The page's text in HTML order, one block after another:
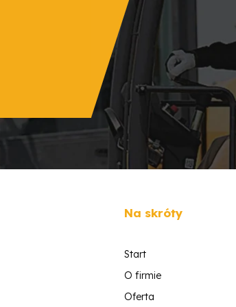
Na skróty
Start
O firmie
Oferta